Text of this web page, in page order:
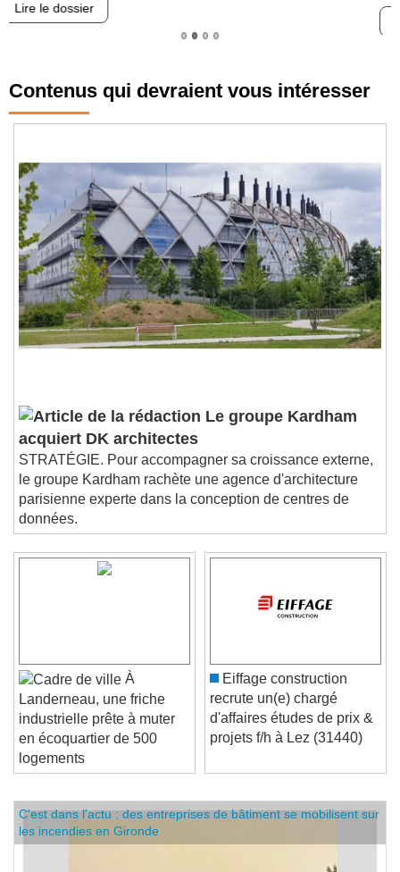
Contenus qui devraient vous intéresser
Le groupe Kardham
acquiert DK architectes
STRATÉGIE. Pour accompagner sa croissance externe,
le groupe Kardham rachète une agence d'architecture
parisienne experte dans la conception de centres de
données.
À
Landerneau, une friche
industrielle prête à muter
en écoquartier de 500
logements
Eiffage construction
recrute un(e) chargé
d'affaires études de prix &
C'est dans l'actu : des entreprises de bâtiment se mobilisent sur
les incendies en Gironde